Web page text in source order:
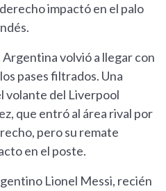
impactó en el palo
volvió a llegar con
pases filtrados. Una
volante del Liverpool
que entró al área rival por
pero su remate
en el poste.
Lionel Messi, recién